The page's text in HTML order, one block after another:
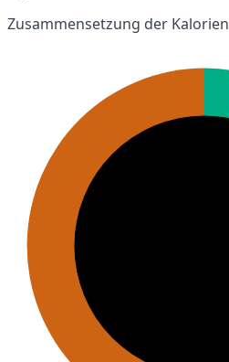
Zusammensetzung der Kalorien